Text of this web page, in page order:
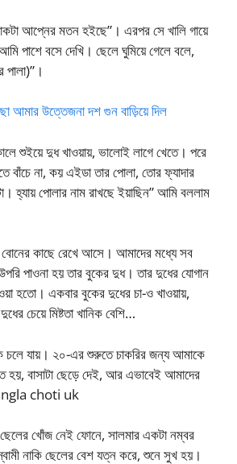
আপ্নের মতন হইছে”। এরপর সে খালি গায়ে
পাশে বসে দেখি। ছেলে ঘুমিয়ে গেলে বলে,
পালা)”।
আমার উত্তেজনা দশ গুন বাড়িয়ে দিল
শুইয়ে দুধ খাওয়ায়, ভালোই লাগে খেতে। পরে
বাঁচে না, কয় এইডা তার পোলা, তোর ফ্যাদার
হ্যায় পোলার নাম রাখছে ইয়াছিন” আমি বললাম
কাছে রেখে আসে। আমাদের মধ্যে সব
পাওনা হয় তার বুকের দুধ। তার দুধের যোগান
হতো। একবার বুকের দুধের চা-ও খাওয়ায়,
চেয়ে মিষ্টতা খানিক বেশি…
যায়। ২০-এর শুরুতে চাকরির জন্য আমাকে
হয়, বাসাটা ছেড়ে দেই, আর এভাবেই আমাদের
choti uk
খোঁজ নেই ফোনে, সালমার একটা নম্বর
নাকি ছেলের বেশ যত্ন করে, শুনে সুখ হয়।